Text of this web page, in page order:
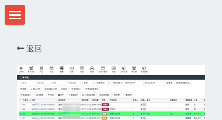
产品-旅游行业
产品-APP/微信/小程序
返回